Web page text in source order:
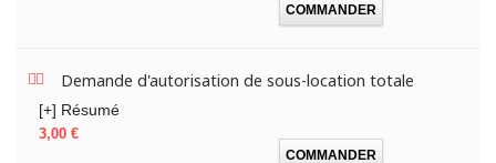
COMMANDER
Demande d'autorisation de sous-location totale
[+] Résumé
Prix
3,00 €
COMMANDER